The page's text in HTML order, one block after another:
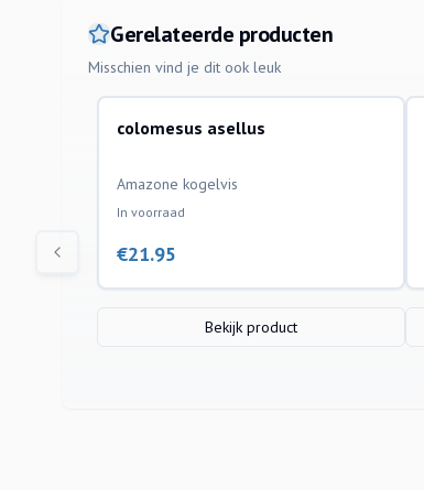
Gerelateerde producten
Misschien vind je dit ook leuk
aquariumvissen
colomesus asellus
Amazone kogelvis
In voorraad
€21.95
Bekijk product